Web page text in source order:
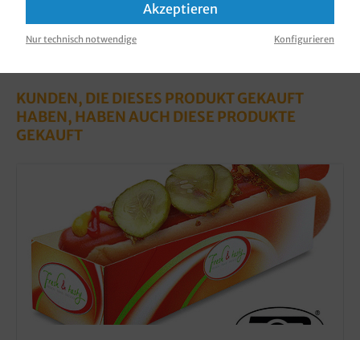
KUNDEN, DIE DIESES PRODUKT GEKAUFT
HABEN, HABEN AUCH DIESE PRODUKTE
GEKAUFT
Akzeptieren
Nur technisch notwendige Konfigurieren